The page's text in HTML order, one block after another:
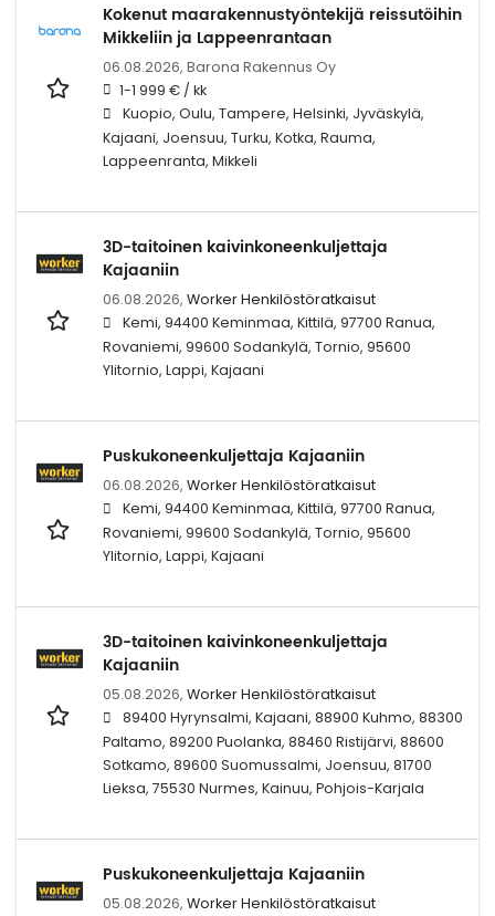
Kokenut maarakennustyöntekijä reissutöihin
Mikkeliin ja Lappeenrantaan
06.08.2026, Barona Rakennus Oy
1-1 999 € / kk
Kuopio, Oulu, Tampere, Helsinki, Jyväskylä,
Kajaani, Joensuu, Turku, Kotka, Rauma,
Lappeenranta, Mikkeli
3D-taitoinen kaivinkoneenkuljettaja
Kajaaniin
06.08.2026, Worker Henkilöstöratkaisut
Kemi, 94400 Keminmaa, Kittilä, 97700 Ranua,
Rovaniemi, 99600 Sodankylä, Tornio, 95600
Ylitornio, Lappi, Kajaani
Puskukoneenkuljettaja Kajaaniin
06.08.2026, Worker Henkilöstöratkaisut
Kemi, 94400 Keminmaa, Kittilä, 97700 Ranua,
Rovaniemi, 99600 Sodankylä, Tornio, 95600
Ylitornio, Lappi, Kajaani
3D-taitoinen kaivinkoneenkuljettaja
Kajaaniin
05.08.2026, Worker Henkilöstöratkaisut
89400 Hyrynsalmi, Kajaani, 88900 Kuhmo, 88300
Paltamo, 89200 Puolanka, 88460 Ristijärvi, 88600
Sotkamo, 89600 Suomussalmi, Joensuu, 81700
Lieksa, 75530 Nurmes, Kainuu, Pohjois-Karjala
Puskukoneenkuljettaja Kajaaniin
05.08.2026, Worker Henkilöstöratkaisut